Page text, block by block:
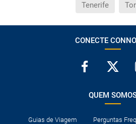
Tenerife
CONECTE
QUEM
Guias de Viagem Perguntas